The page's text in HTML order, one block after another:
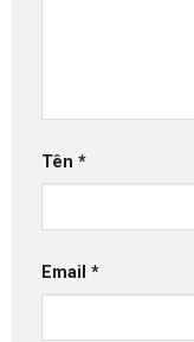
Tên *
Email *